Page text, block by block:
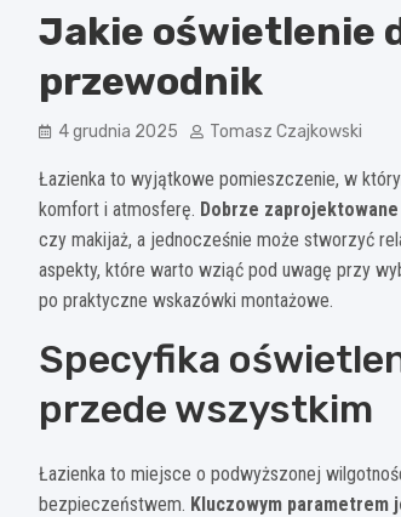
Jakie oświetlenie
przewodnik
4 grudnia 2025 Tomasz Czajkowski
Łazienka to wyjątkowe pomieszczenie, w
komfort i atmosferę. Dobrze
czy makijaż, a jednocześnie może stworzyć
aspekty, które warto wziąć pod uwagę przy
po praktyczne wskazówki montażowe.
Specyfika
przede wszystkim
Łazienka to miejsce o podwyższonej
bezpieczeństwem. Kluczowym